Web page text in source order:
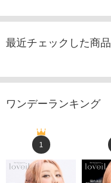
最近チェックした商品
ワンデーランキング
1